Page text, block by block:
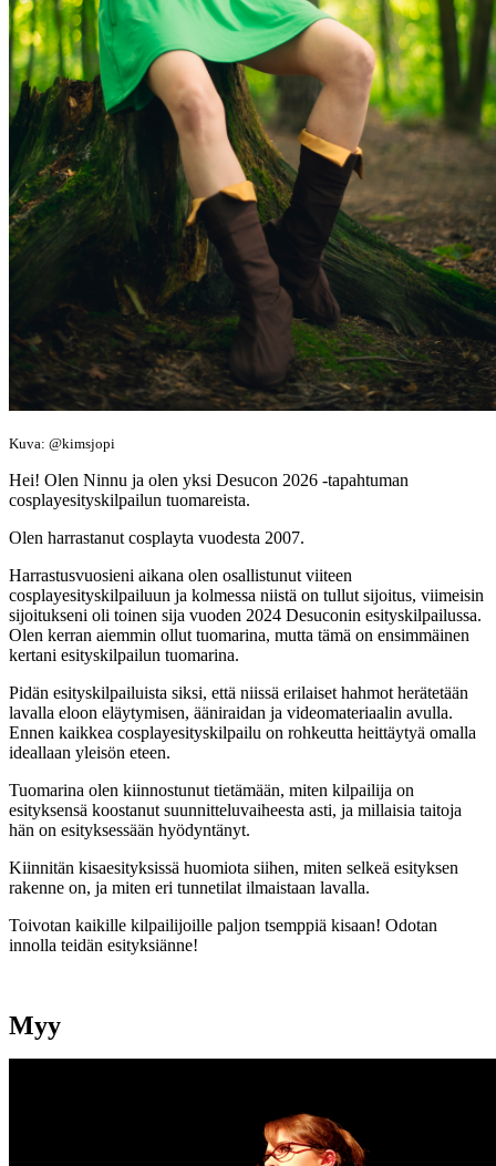
Kuva: @kimsjopi
Hei! Olen Ninnu ja olen yksi Desucon 2026 -tapahtuman
cosplayesityskilpailun tuomareista.
Olen harrastanut cosplayta vuodesta 2007.
Harrastusvuosieni aikana olen osallistunut viiteen
cosplayesityskilpailuun ja kolmessa niistä on tullut sijoitus, viimeisin
sijoitukseni oli toinen sija vuoden 2024 Desuconin esityskilpailussa.
Olen kerran aiemmin ollut tuomarina, mutta tämä on ensimmäinen
kertani esityskilpailun tuomarina.
Pidän esityskilpailuista siksi, että niissä erilaiset hahmot herätetään
lavalla eloon eläytymisen, ääniraidan ja videomateriaalin avulla.
Ennen kaikkea cosplayesityskilpailu on rohkeutta heittäytyä omalla
ideallaan yleisön eteen.
Tuomarina olen kiinnostunut tietämään, miten kilpailija on
esityksensä koostanut suunnitteluvaiheesta asti, ja millaisia taitoja
hän on esityksessään hyödyntänyt.
Kiinnitän kisaesityksissä huomiota siihen, miten selkeä esityksen
rakenne on, ja miten eri tunnetilat ilmaistaan lavalla.
Toivotan kaikille kilpailijoille paljon tsemppiä kisaan! Odotan
innolla teidän esityksiänne!
Myy